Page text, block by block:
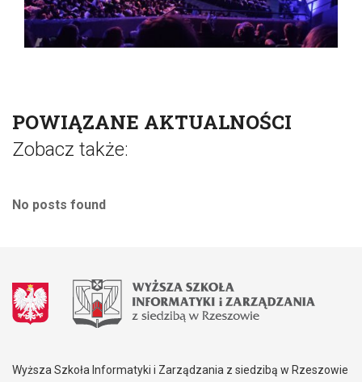
POWIĄZANE AKTUALNOŚCI
Zobacz także:
No posts found
Wyższa Szkoła Informatyki i Zarządzania z siedzibą w Rzeszowie